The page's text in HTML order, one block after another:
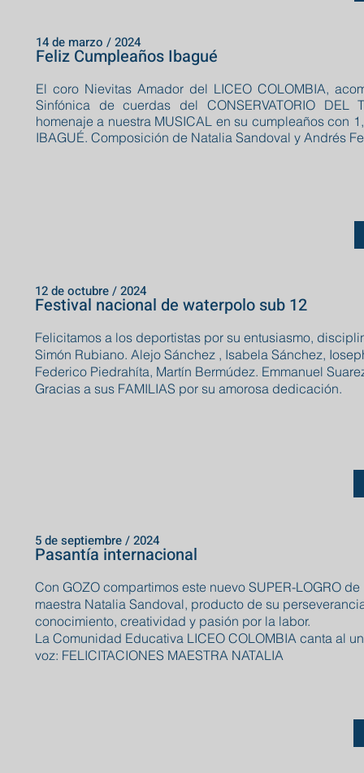
El coro Nievitas Amador del LICEO COLOMBIA,
Sinfónica de cuerdas del CONSERVATORIO DEL
homenaje a nuestra MUSICAL en su cumpleaños con
IBAGUÉ. Composición de Natalia Sandoval y Andrés
Feliz Cumpleaños Ibagué
14 de marzo / 2024
Felicitamos a los deportistas por su entusiasmo,
Simón Rubiano. Alejo Sánchez , Isabela Sánchez,
Federico Piedrahíta, Martín Bermúdez. Emmanuel
Gracias a sus FAMILIAS por su amorosa dedicación.
Festival nacional de waterpolo sub 12
12 de octubre / 2024
Con GOZO compartimos este nuevo SUPER-LOGRO de
maestra Natalia Sandoval, producto de su
conocimiento, creatividad y pasión por la labor.
La Comunidad Educativa LICEO COLOMBIA canta al
voz: FELICITACIONES MAESTRA NATALIA
Pasantía internacional
5 de septiembre / 2024